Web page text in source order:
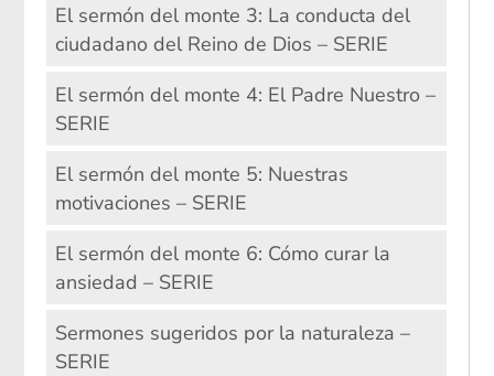
El sermón del monte 3: La conducta del
ciudadano del Reino de Dios – SERIE
El sermón del monte 4: El Padre Nuestro –
SERIE
El sermón del monte 5: Nuestras
motivaciones – SERIE
El sermón del monte 6: Cómo curar la
ansiedad – SERIE
Sermones sugeridos por la naturaleza –
SERIE